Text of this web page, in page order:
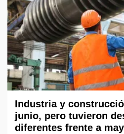
Industria y
junio, pero tuvieron
diferentes frente a